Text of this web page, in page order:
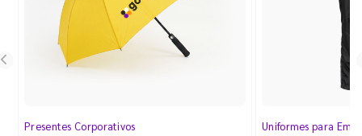
Presentes Corporativos Uniformes para